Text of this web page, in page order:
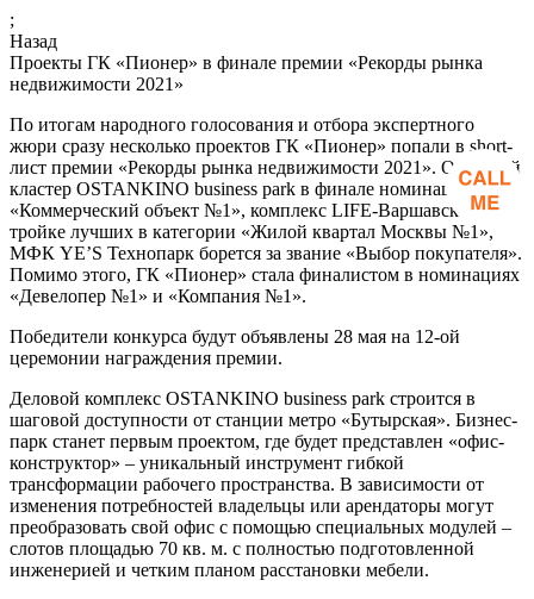
;
Назад
Проекты ГК «Пионер» в финале премии «Рекорды рынка
недвижимости 2021»
По итогам народного голосования и отбора экспертного
жюри сразу несколько проектов ГК «Пионер» попали в short-
лист премии «Рекорды рынка недвижимости 2021». Офисный
кластер OSTANKINO business park в финале номинации
«Коммерческий объект №1», комплекс LIFE-Варшавская в
тройке лучших в категории «Жилой квартал Москвы №1»,
МФК YE’S Технопарк борется за звание «Выбор покупателя».
Помимо этого, ГК «Пионер» стала финалистом в номинациях
«Девелопер №1» и «Компания №1».
Победители конкурса будут объявлены 28 мая на 12-ой
церемонии награждения премии.
Деловой комплекс OSTANKINO business park строится в
шаговой доступности от станции метро «Бутырская». Бизнес-
парк станет первым проектом, где будет представлен «офис-
конструктор» – уникальный инструмент гибкой
трансформации рабочего пространства. В зависимости от
изменения потребностей владельцы или арендаторы могут
преобразовать свой офис с помощью специальных модулей –
слотов площадью 70 кв. м. с полностью подготовленной
инженерией и четким планом расстановки мебели.